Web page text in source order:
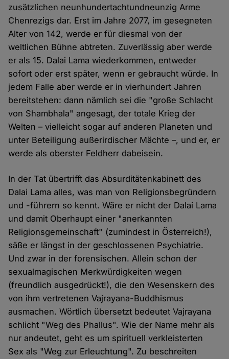
zusätzlichen neunhundertachtundneunzig Arme
Chenrezigs dar. Erst im Jahre 2077, im gesegneten
Alter von 142, werde er für diesmal von der
weltlichen Bühne abtreten. Zuverlässig aber werde
er als 15. Dalai Lama wiederkommen, entweder
sofort oder erst später, wenn er gebraucht würde. In
jedem Falle aber werde er in vierhundert Jahren
bereitstehen: dann nämlich sei die "große Schlacht
von Shambhala" angesagt, der totale Krieg der
Welten – vielleicht sogar auf anderen Planeten und
unter Beteiligung außerirdischer Mächte –, und er, er
werde als oberster Feldherr dabeisein.
In der Tat übertrifft das Absurditätenkabinett des
Dalai Lama alles, was man von Religionsbegründern
und -führern so kennt. Wäre er nicht der Dalai Lama
und damit Oberhaupt einer "anerkannten
Religionsgemeinschaft" (zumindest in Österreich!),
säße er längst in der geschlossenen Psychiatrie.
Und zwar in der forensischen. Allein schon der
sexualmagischen Merkwürdigkeiten wegen
(freundlich ausgedrückt!), die den Wesenskern des
von ihm vertretenen Vajrayana-Buddhismus
ausmachen. Wörtlich übersetzt bedeutet Vajrayana
schlicht "Weg des Phallus". Wie der Name mehr als
nur andeutet, geht es um spirituell verkleisterten
Sex als "Weg zur Erleuchtung". Zu beschreiten